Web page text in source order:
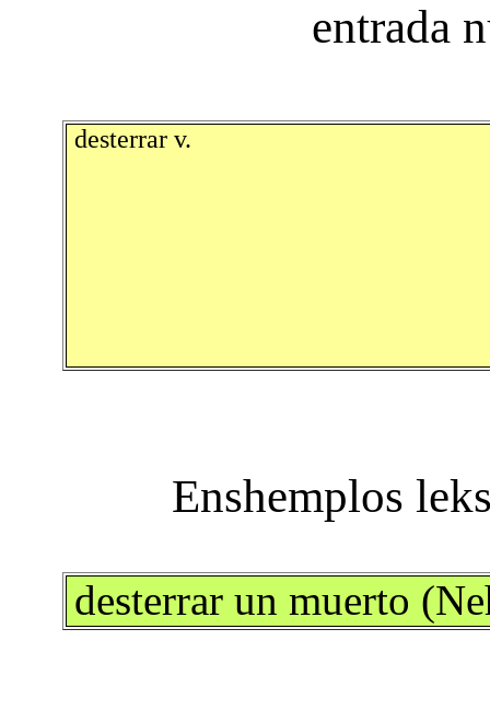
entrada
desterrar v.
desterrar un muerto